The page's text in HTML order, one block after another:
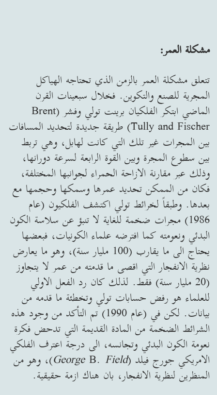
مشكلة العمر:
تتعلق مشكلة العمر بالزمن الذي تحتاجه الهياكل
المجرية للصنع والتكوين. فخلال سبعينات القرن
الماضي ابتكر الفلكيان برينت تولي وفشر (Brent
Tully and Fischer) طريقة جديدة لتحديد المسافات
بين المجرات غير تلك التي كانت لهابل، وهي تربط
بين سطوع المجرة وبين القوة الرابعة لسرعة دورانها،
وذلك عبر مقارنة الازاحة الحمراء لجوانبها المختلفة،
فكان من الممكن تحديد عمرها وسمكها وحجمها مع
بعدها. وطبقاً لخرائط تولي اكتشف الفلكيون (عام
1986) مجرات ضخمة للغاية لا تنبؤ عن سلاسة الكون
البدئي ونعومته كما افترضه علماء الكونيات، فبعضها
يحتاج الى ما يقارب (100 مليار سنة)، وهو ما يعارض
نظرية الانفجار التي اقصى ما قدمته من عمر لا يتجاوز
(20 مليار سنة) فقط. لذلك كان رد الفعل الاولي
للعلماء هو رفض حسابات تولي وتخطئة ما قدمه من
بيانات. لكن في (عام 1990) تم التأكد من وجود هذه
الشرائط الضخمة من المادة القديمة التي تدحض فكرة
نعومة الكون البدئي وتجانسه، الى درجة اعترف الفلكي
الامريكي جورج فيلد (
GeorgeB. Field
)، وهو من
المنظرين لنظرية الانفجار، بان هناك ازمة حقيقية.